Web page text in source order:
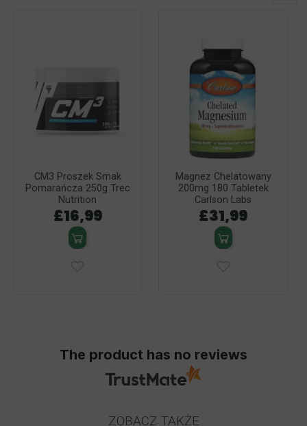
CM3 Proszek Smak
Pomarańcza 250g Trec
Nutrition
£16,99
Magnez Chelatowany
200mg 180 Tabletek
Carlson Labs
£31,99
The product has no reviews
ZOBACZ TAKŻE